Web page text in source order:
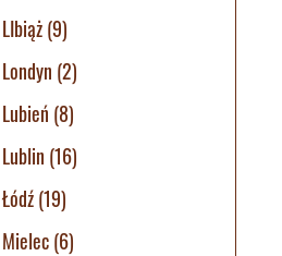
LIbiąż(9)
Londyn (2)
Lubień (8)
Lublin (16)
Łódź(19)
Mielec(6)